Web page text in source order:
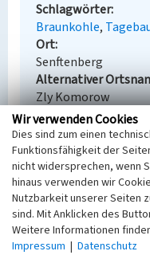
Schlagwörter
Braunkohle
Ort
Senftenberg
Alternativer
Zly Komorow
Fachsicht(en)
Denkmalpflege
Erfassungsmaßstab
Keine Angabe
Erfassungsmethode
Übernahme aus
Wir verwenden Cookies
Dies sind zum einen
Funktionsfähigkeit der
nicht widersprechen, wenn
hinaus verwenden wir
Nutzbarkeit unserer Seiten
sind. Mit Anklicken des
Weitere Informationen
Impressum | Datenschutz